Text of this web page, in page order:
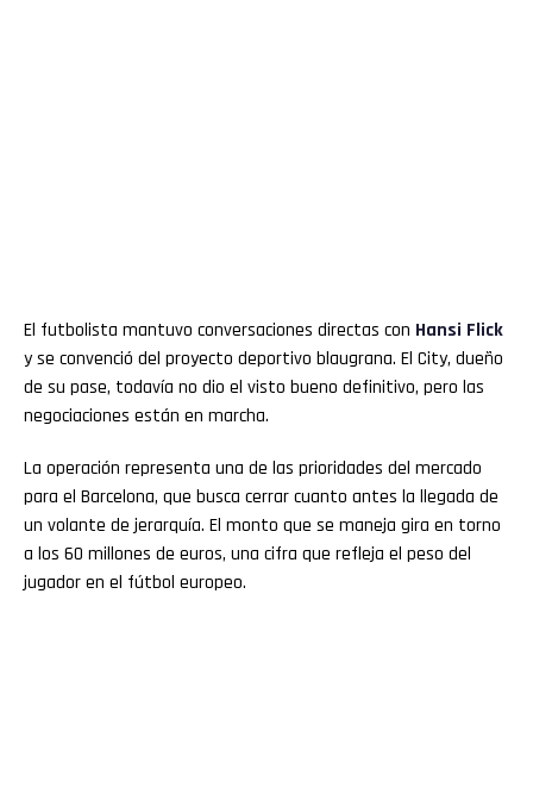
El futbolista mantuvo conversaciones directas con Hansi Flick
y se convenció del proyecto deportivo blaugrana. El City, dueño
de su pase, todavía no dio el visto bueno definitivo, pero las
negociaciones están en marcha.
La operación representa una de las prioridades del mercado
para el Barcelona, que busca cerrar cuanto antes la llegada de
un volante de jerarquía. El monto que se maneja gira en torno
a los 60 millones de euros, una cifra que refleja el peso del
jugador en el fútbol europeo.